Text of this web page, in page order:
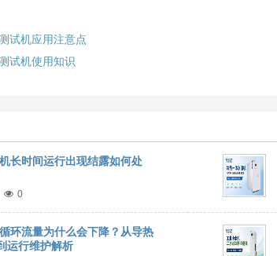
试机应用注意点
试机使用知识
长时间运行出现结露如何处
0
环流量为什么会下降？从导热
运行维护解析